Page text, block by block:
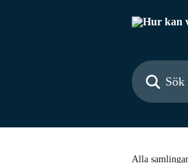
Sök bland
Alla samlingar